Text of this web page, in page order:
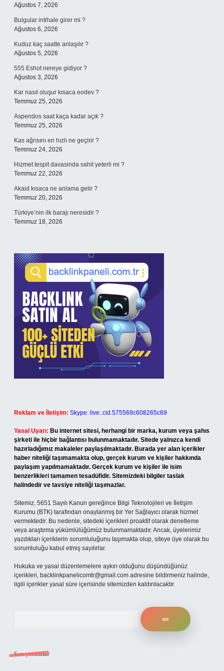
Ağustos 7, 2026
Bulgular intihale girer mi ?
Ağustos 6, 2026
Kuduz kaç saatte anlaşılır ?
Ağustos 5, 2026
555 Eshot nereye gidiyor ?
Ağustos 3, 2026
Kar nasıl oluşur kısaca eodev ?
Temmuz 25, 2026
Aspendos saat kaça kadar açık ?
Temmuz 25, 2026
Kas ağrısını en hızlı ne geçirir ?
Temmuz 24, 2026
Hizmet tespit davasinda sahit yeterli mi ?
Temmuz 22, 2026
Akaid kısaca ne anlama gelir ?
Temmuz 20, 2026
Türkiye’nin ilk barajı neresidir ?
Temmuz 18, 2026
Reklam ve İletişim: Skype: live:.cid.575569c608265c69
Yasal Uyarı: Bu internet sitesi, herhangi bir marka, kurum veya şahıs
şirketi ile hiçbir bağlantısı bulunmamaktadır. Sitede yalnızca kendi
hazırladığımız makaleler paylaşılmaktadır. Burada yer alan içerikler
haber niteliği taşımamakta olup, gerçek kurum ve kişiler hakkında
paylaşım yapılmamaktadır. Gerçek kurum ve kişiler ile isim
benzerlikleri tamamen tesadüfidir. Sitemizdeki bilgiler taslak
halindedir ve tavsiye niteliği taşımazlar.
Sitemiz, 5651 Sayılı Kanun gereğince Bilgi Teknolojileri ve İletişim
Kurumu (BTK) tarafından onaylanmış bir Yer Sağlayıcı olarak hizmet
vermektedir. Bu nedenle, sitedeki içerikleri proaktif olarak denetleme
veya araştırma yükümlülüğümüz bulunmamaktadır. Ancak, üyelerimiz
yazdıkları içeriklerin sorumluluğunu taşımakta olup, siteye üye olarak bu
sorumluluğu kabul etmiş sayılırlar.
Hukuka ve yasal düzenlemelere aykırı olduğunu düşündüğünüz
içerikleri, backlinkpanelicomtr@gmail.com adresine bildirmeniz halinde,
ilgili içerikler yasal süre içerisinde sitemizden kaldırılacaktır.
Son yorumlar